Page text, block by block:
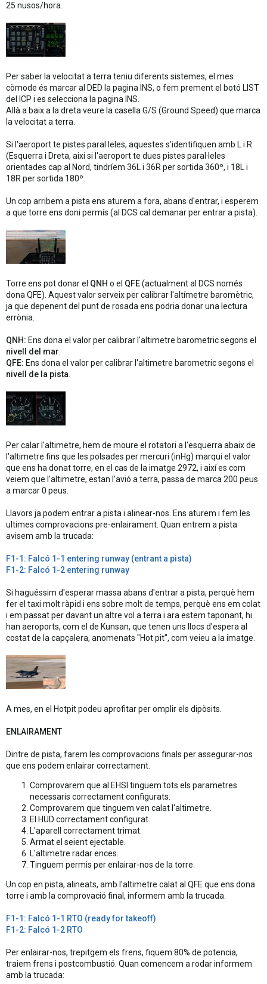
25 nusos/hora.
Per saber la velocitat a terra teniu diferents sistemes, el mes
còmode és marcar al DED la pagina INS, o fem prement el botó LIST
del ICP i es selecciona la pagina INS.
Allà a baix a la dreta veure la casella G/S (Ground Speed) que marca
la velocitat a terra.
Si l'aeroport te pistes paral·leles, aquestes s'identifiquen amb L i R
(Esquerra i Dreta, aixi si l'aeroport te dues pistes paral·leles
orientades cap al Nord, tindríem 36L i 36R per sortida 360º, i 18L i
18R per sortida 180º.
Un cop arribem a pista ens aturem a fora, abans d'entrar, i esperem
a que torre ens doni permís (al DCS cal demanar per entrar a pista).
Torre ens pot donar el QNH o el QFE(actualment al DCS només
dona QFE). Aquest valor serveix per calibrar l'altímetre baromètric,
ja que depenent del punt de rosada ens podria donar una lectura
errònia.
QNH: Ens dona el valor per calibrar l'altimetre barometric segons el
nivell del mar
QFE: Ens dona el valor per calibrar l'altimetre barometric segons el
nivell de la pista
Per calar l'altimetre, hem de moure el rotatori a l'esquerra abaix de
l'altimetre fins que les polsades per mercuri (inHg) marqui el valor
que ens ha donat torre, en el cas de la imatge 2972, i així es com
veiem que l'altimetre, estan l'avió a terra, passa de marca 200 peus
a marcar 0 peus.
Llavors ja podem entrar a pista i alinear-nos. Ens aturem i fem les
ultimes comprovacions pre-enlairament. Quan entrem a pista
avisem amb la trucada:
F1-1: Falcó 1-1 entering runway (entrant a pista)
F1-2: Falcó 1-2 entering runway
Si haguéssim d'esperar massa abans d'entrar a pista, perquè hem
fer el taxi molt ràpid i ens sobre molt de temps, perquè ens em colat
i em passat per davant un altre vol a terra i ara estem taponant, hi
han aeroports, com el de Kunsan, que tenen uns llocs d'espera al
costat de la capçalera, anomenats "Hot pit", com veieu a la imatge.
A mes, en el Hotpit podeu aprofitar per omplir els dipòsits.
ENLAIRAMENT
Dintre de pista, farem les comprovacions finals per assegurar-nos
que ens podem enlairar correctament.
Comprovarem que al EHSI tinguem tots els parametres
necessaris correctament configurats.
Comprovarem que tinguem ven calat l'altimetre.
El HUD correctament configurat.
L'aparell correctament trimat.
Armat el seient ejectable.
L'altimetre radar ences.
Tinguem permis per enlairar-nos de la torre.
Un cop en pista, alineats, amb l'altimetre calat al QFE que ens dona
torre i amb la comprovació final, informem amb la trucada.
F1-1: Falcó 1-1 RTO (ready for takeoff)
F1-2: Falcó 1-2 RTO
Per enlairar-nos, trepitgem els frens, fiquem 80% de potencia,
traiem frens i postcombustió. Quan comencem a rodar informem
amb la trucada: